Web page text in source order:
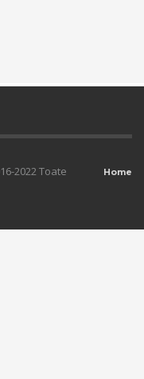
Home
2022 Toate